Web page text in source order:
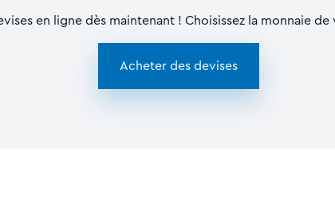
en ligne dès maintenant ! Choisissez la monnaie
Acheter des devises